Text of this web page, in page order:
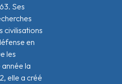
Ses
civilisations
en
les
la
elle a créé